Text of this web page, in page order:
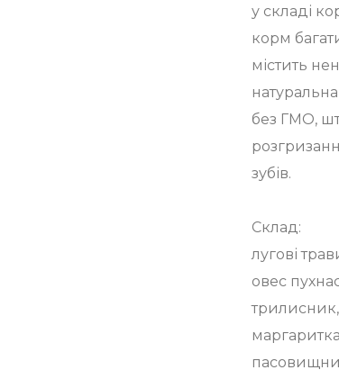
у складі
корм
містить
без ГМО,
зубів.
Склад:
лугові
овес